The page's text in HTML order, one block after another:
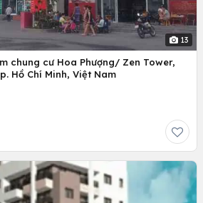
13
chung cư Hoa Phượng/ Zen Tower,
Hồ Chí Minh, Việt Nam